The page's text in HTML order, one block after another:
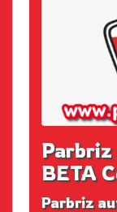
Parbriz
BETA
Parbriz